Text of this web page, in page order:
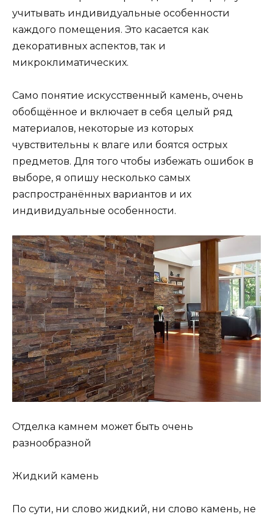
учитывать индивидуальные особенности
каждого помещения. Это касается как
декоративных аспектов, так и
микроклиматических.
Само понятие искусственный камень, очень
обобщённое и включает в себя целый ряд
материалов, некоторые из которых
чувствительны к влаге или боятся острых
предметов. Для того чтобы избежать ошибок в
выборе, я опишу несколько самых
распространённых вариантов и их
индивидуальные особенности.
Отделка камнем может быть очень
разнообразной
Жидкий камень
По сути, ни слово жидкий, ни слово камень, не